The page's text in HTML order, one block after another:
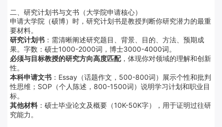
二、研究计划书与文书（大学院申请核心）
申请大学院（硕博）时，研究计划书是教授判断你研究潜力的最重
要材料。
研究计划书 ：需清晰阐述研究题目、背景、目的、方法、预期成
果。字数：硕士1000-2000词，博士3000-4000词。
必须与目标教授的研究方向高度匹配，体现你对领域的理解和创新
性。
本科申请文书 ：Essay（话题作文，500-800词）展示个性和批判
性思维；SOP（个人陈述，800-1500词）说明学习计划和职业目
标。
其他材料 ：硕士毕业论文及概要（10K-50K字），用于证明过往研
究能力。